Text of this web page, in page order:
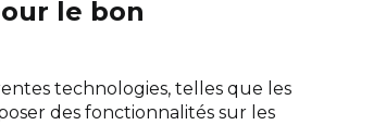
le bon
technologies, telles que les
des fonctionnalités sur les